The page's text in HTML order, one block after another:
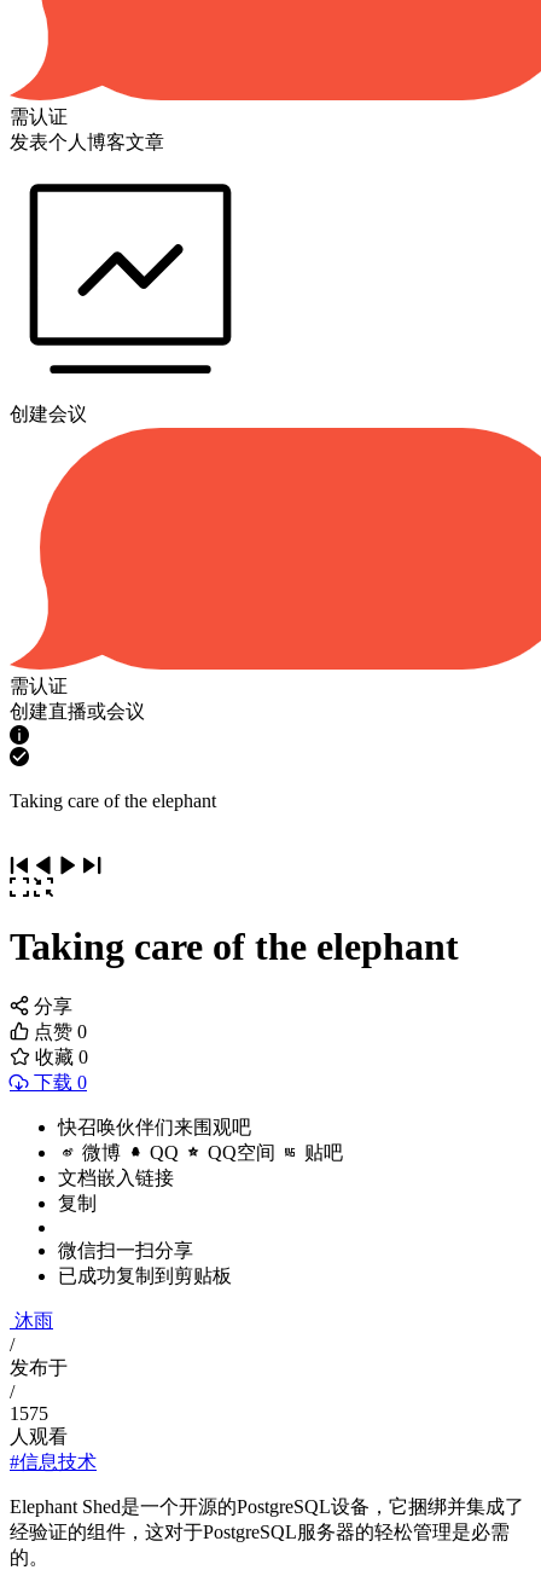
需认证
发表个人博客文章
创建会议
需认证
创建直播或会议
Taking care of the elephant
Taking care of the elephant
分享
点赞 0
收藏 0
下载 0
快召唤伙伴们来围观吧
微博 QQ QQ空间 贴吧
文档嵌入链接
复制
微信扫一扫分享
已成功复制到剪贴板
沐雨
/
发布于
/
1575
人观看
#信息技术
Elephant Shed是一个开源的PostgreSQL设备，它捆绑并集成了
经验证的组件，这对于PostgreSQL服务器的轻松管理是必需
的。